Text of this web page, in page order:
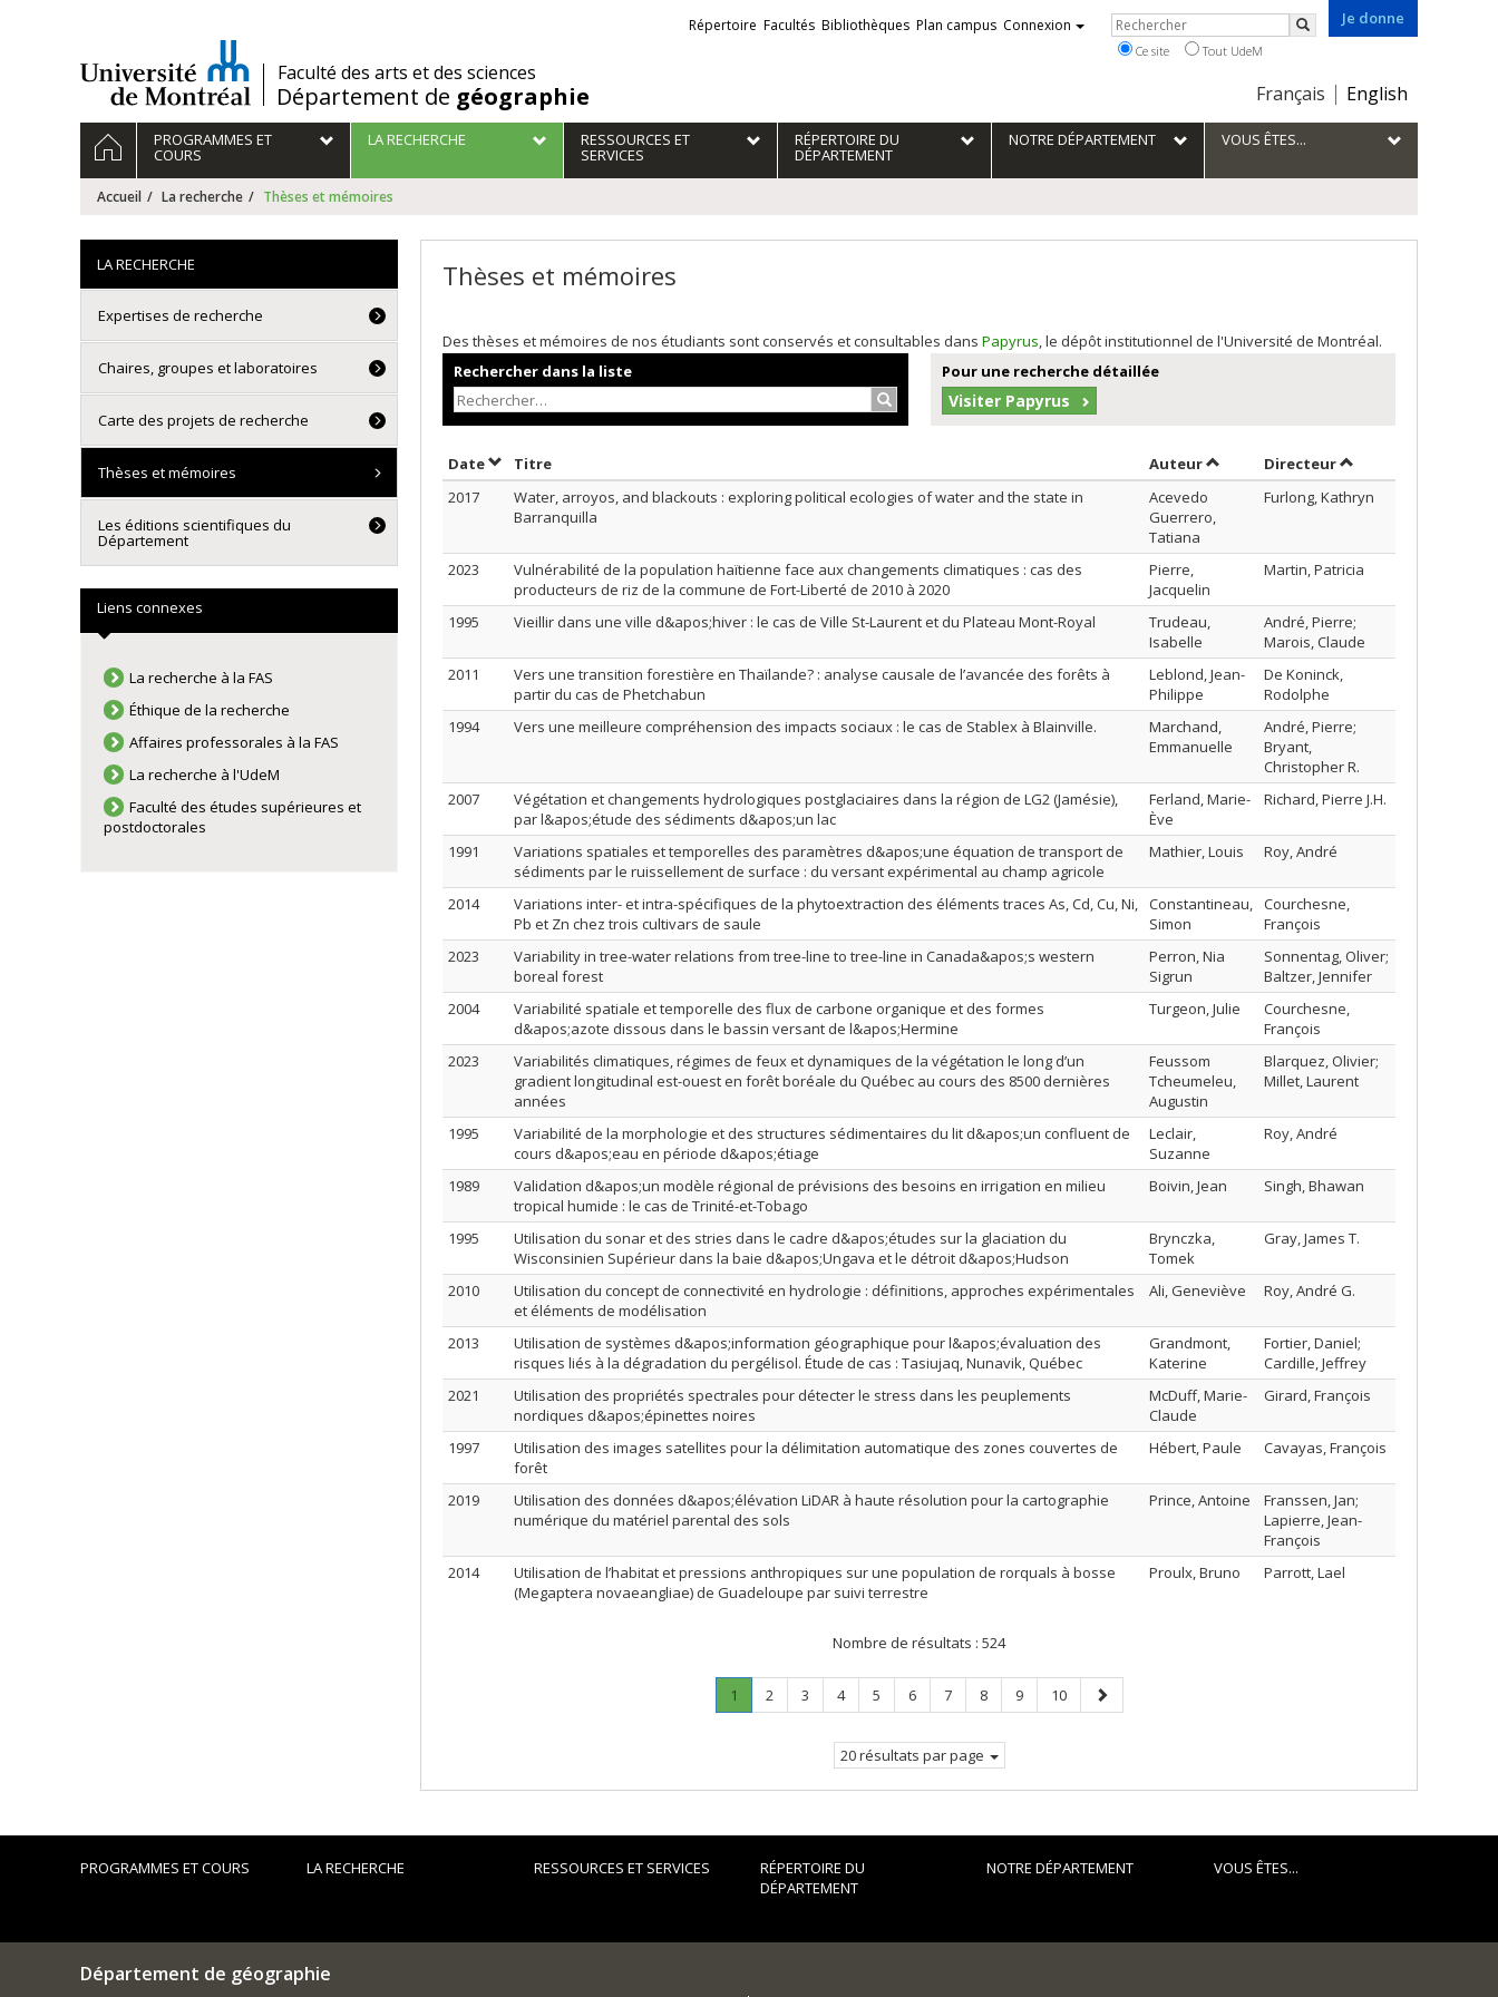
/Faculté des arts et des sciences
Département de géographie
Je donne
Choix
la
langue
Français English
Liens
externes
Répertoire Facultés Bibliothèques Plan campus Connexion Rechercher
Rechercher
Ce site Tout UdeM
Navigation
principale
ACCUEILPROGRAMMES ET
COURS
LA RECHERCHE RESSOURCES ET
SERVICES
RÉPERTOIRE DU
DÉPARTEMENT
NOTRE DÉPARTEMENT VOUS ÊTES...
Accueil La recherche Thèses et mémoires
Thèses et mémoires
Des thèses et mémoires de nos étudiants sont conservés et consultables dans Papyrus, le dépôt institutionnel de l'Université de Montréal.
Rechercher dans la liste
Rechercher…
Pour une recherche détaillée
Visiter Papyrus
DateTrier par date en ordre décroissant
Titre AuteurTrier par auteur en ordre décroissant
Directeurpar contributeur en
2017
Water, arroyos, and blackouts : exploring political ecologies of water and the state in
Barranquilla
Acevedo
Guerrero,
Tatiana
Furlong, Kathryn
2023
Vulnérabilité de la population haïtienne face aux changements climatiques : cas des
producteurs de riz de la commune de Fort-Liberté de 2010 à 2020
Pierre,
Jacquelin
Martin, Patricia
1995 Vieillir dans une ville d&apos;hiver : le cas de Ville St-Laurent et du Plateau Mont-Royal
Trudeau,
Isabelle
André, Pierre;
Marois, Claude
2011
Vers une transition forestière en Thaïlande? : analyse causale de l’avancée des forêts à
partir du cas de Phetchabun
Leblond, Jean-
Philippe
De Koninck,
Rodolphe
1994
Vers une meilleure compréhension des impacts sociaux : le cas de Stablex à Blainville.
Marchand,
Emmanuelle
André, Pierre;
Bryant,
Christopher R.
2007
Végétation et changements hydrologiques postglaciaires dans la région de LG2 (Jamésie),
par l&apos;étude des sédiments d&apos;un lac
Ferland, Marie-
Ève
Richard, Pierre J.H.
1991
Variations spatiales et temporelles des paramètres d&apos;une équation de transport de
sédiments par le ruissellement de surface : du versant expérimental au champ agricole
Mathier, Louis Roy, André
2014
Variations inter- et intra-spécifiques de la phytoextraction des éléments traces As, Cd, Cu, Ni,
Pb et Zn chez trois cultivars de saule
Constantineau,
Simon
Courchesne,
François
2023
Variability in tree-water relations from tree-line to tree-line in Canada&apos;s western
boreal forest
Perron, Nia
Sigrun
Sonnentag, Oliver;
Baltzer, Jennifer
2004
Variabilité spatiale et temporelle des flux de carbone organique et des formes
d&apos;azote dissous dans le bassin versant de l&apos;Hermine
Turgeon, Julie
Courchesne,
François
2023
Variabilités climatiques, régimes de feux et dynamiques de la végétation le long d’un
gradient longitudinal est-ouest en forêt boréale du Québec au cours des 8500 dernières
années
Feussom
Tcheumeleu,
Augustin
Blarquez, Olivier;
Millet, Laurent
1995
Variabilité de la morphologie et des structures sédimentaires du lit d&apos;un confluent de
cours d&apos;eau en période d&apos;étiage
Leclair,
Suzanne
Roy, André
1989
Validation d&apos;un modèle régional de prévisions des besoins en irrigation en milieu
tropical humide : le cas de Trinité-et-Tobago
Boivin, Jean Singh, Bhawan
1995
Utilisation du sonar et des stries dans le cadre d&apos;études sur la glaciation du
Wisconsinien Supérieur dans la baie d&apos;Ungava et le détroit d&apos;Hudson
Brynczka,
Tomek
Gray, James T.
2010
Utilisation du concept de connectivité en hydrologie : définitions, approches expérimentales
et éléments de modélisation
Ali, Geneviève Roy, André G.
2013
Utilisation de systèmes d&apos;information géographique pour l&apos;évaluation des
risques liés à la dégradation du pergélisol. Étude de cas : Tasiujaq, Nunavik, Québec
Grandmont,
Katerine
Fortier, Daniel;
Cardille, Jeffrey
2021
Utilisation des propriétés spectrales pour détecter le stress dans les peuplements
nordiques d&apos;épinettes noires
McDuff, Marie-
Claude
Girard, François
1997
Utilisation des images satellites pour la délimitation automatique des zones couvertes de
forêt
Hébert, Paule Cavayas, François
2019
Utilisation des données d&apos;élévation LiDAR à haute résolution pour la cartographie
numérique du matériel parental des sols
Prince, Antoine
Franssen, Jan;
Lapierre, Jean-
François
2014
Utilisation de l’habitat et pressions anthropiques sur une population de rorquals à bosse
(Megaptera novaeangliae) de Guadeloupe par suivi terrestre
Proulx, Bruno Parrott, Lael
Nombre de résultats : 524
Page
1
Page
Page
2 Page
3 Page
4 Page
5 Page
6 Page
7 Page
8 Page
9 Page
10
Page
suivante
20 résultats par page
LA RECHERCHE
Expertises de recherche
Chaires, groupes et laboratoires
Carte des projets de recherche
Thèses et mémoires
Les éditions scientifiques du
Département
Liens connexes
La recherche à la FAS
Éthique de la recherche
Affaires professorales à la FAS
La recherche à l'UdeM
Faculté des études supérieures et
postdoctorales
PROGRAMMES ET COURS LA RECHERCHE RESSOURCES ET SERVICES
RÉPERTOIRE DU
DÉPARTEMENT
NOTRE DÉPARTEMENT VOUS ÊTES...
Département de géographie